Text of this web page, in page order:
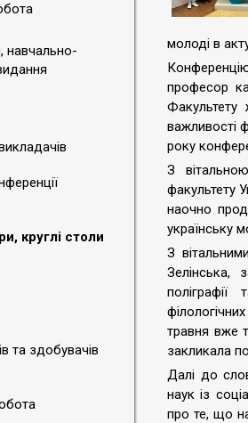
навчально-
круглі столи
та здобувачів
молоді в
професор
Факультету
важливості
року
З
факультету
наочно
українську
З
Зелінська,
поліграфії
травня вже
закликала
Далі до
наук із
про те, що